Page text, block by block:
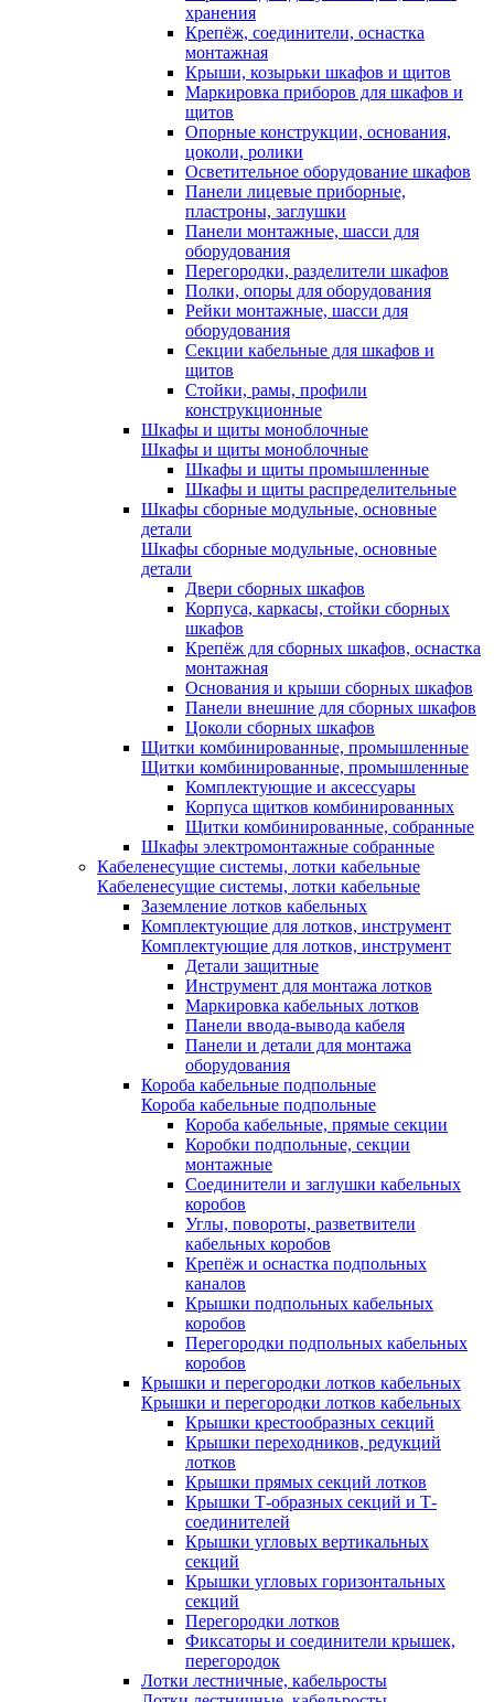
хранения
Крепёж, соединители, оснастка
монтажная
Крыши, козырьки шкафов и щитов
Маркировка приборов для шкафов и
щитов
Опорные конструкции, основания,
цоколи, ролики
Осветительное оборудование шкафов
Панели лицевые приборные,
пластроны, заглушки
Панели монтажные, шасси для
оборудования
Перегородки, разделители шкафов
Полки, опоры для оборудования
Рейки монтажные, шасси для
оборудования
Секции кабельные для шкафов и
щитов
Стойки, рамы, профили
конструкционные
Шкафы и щиты моноблочные
Шкафы и щиты моноблочные
Шкафы и щиты промышленные
Шкафы и щиты распределительные
Шкафы сборные модульные, основные
детали
Шкафы сборные модульные, основные
детали
Двери сборных шкафов
Корпуса, каркасы, стойки сборных
шкафов
Крепёж для сборных шкафов, оснастка
монтажная
Основания и крыши сборных шкафов
Панели внешние для сборных шкафов
Цоколи сборных шкафов
Щитки комбинированные, промышленные
Щитки комбинированные, промышленные
Комплектующие и аксессуары
Корпуса щитков комбинированных
Щитки комбинированные, собранные
Шкафы электромонтажные собранные
Кабеленесущие системы, лотки кабельные
Кабеленесущие системы, лотки кабельные
Заземление лотков кабельных
Комплектующие для лотков, инструмент
Комплектующие для лотков, инструмент
Детали защитные
Инструмент для монтажа лотков
Маркировка кабельных лотков
Панели ввода-вывода кабеля
Панели и детали для монтажа
оборудования
Короба кабельные подпольные
Короба кабельные подпольные
Короба кабельные, прямые секции
Коробки подпольные, секции
монтажные
Соединители и заглушки кабельных
коробов
Углы, повороты, разветвители
кабельных коробов
Крепёж и оснастка подпольных
каналов
Крышки подпольных кабельных
коробов
Перегородки подпольных кабельных
коробов
Крышки и перегородки лотков кабельных
Крышки и перегородки лотков кабельных
Крышки крестообразных секций
Крышки переходников, редукций
лотков
Крышки прямых секций лотков
Крышки Т-образных секций и Т-
соединителей
Крышки угловых вертикальных
секций
Крышки угловых горизонтальных
секций
Перегородки лотков
Фиксаторы и соединители крышек,
перегородок
Лотки лестничные, кабельросты